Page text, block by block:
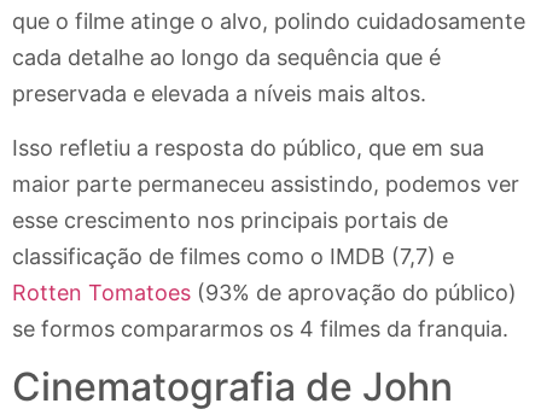
que o filme atinge o alvo, polindo cuidadosamente
cada detalhe ao longo da sequência que é
preservada e elevada a níveis mais altos.
Isso refletiu a resposta do público, que em sua
maior parte permaneceu assistindo, podemos ver
esse crescimento nos principais portais de
classificação de filmes como o IMDB (7,7) e
Rotten Tomatoes (93% de aprovação do público)
se formos compararmos os 4 filmes da franquia.
Cinematografia de John